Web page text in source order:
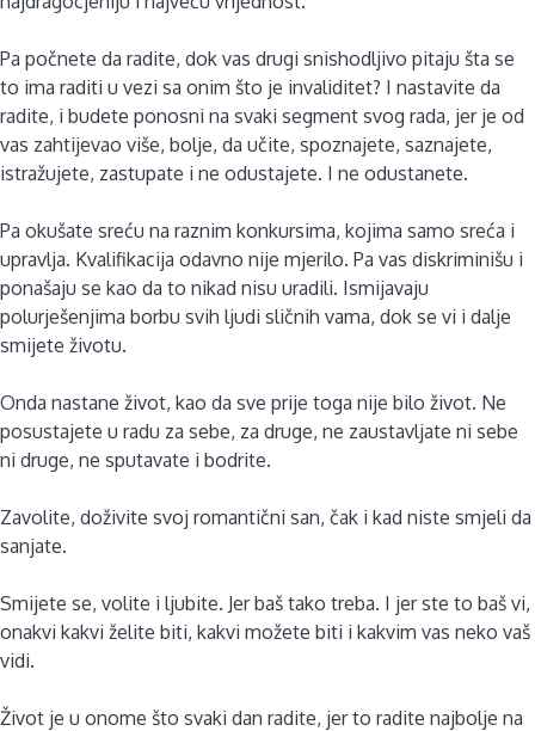
Pa počnete da radite, dok vas drugi snishodljivo pitaju šta se
to ima raditi u vezi sa onim što je invaliditet? I nastavite da
radite, i budete ponosni na svaki segment svog rada, jer je od
vas zahtijevao više, bolje, da učite, spoznajete, saznajete,
istražujete, zastupate i ne odustajete. I ne odustanete.
Pa okušate sreću na raznim konkursima, kojima samo sreća i
upravlja. Kvalifikacija odavno nije mjerilo. Pa vas diskriminišu i
ponašaju se kao da to nikad nisu uradili. Ismijavaju
polurješenjima borbu svih ljudi sličnih vama, dok se vi i dalje
smijete životu.
Onda nastane život, kao da sve prije toga nije bilo život. Ne
posustajete u radu za sebe, za druge, ne zaustavljate ni sebe
ni druge, ne sputavate i bodrite.
Zavolite, doživite svoj romantični san, čak i kad niste smjeli da
sanjate.
Smijete se, volite i ljubite. Jer baš tako treba. I jer ste to baš vi,
onakvi kakvi želite biti, kakvi možete biti i kakvim vas neko vaš
vidi.
Život je u onome što svaki dan radite, jer to radite najbolje na